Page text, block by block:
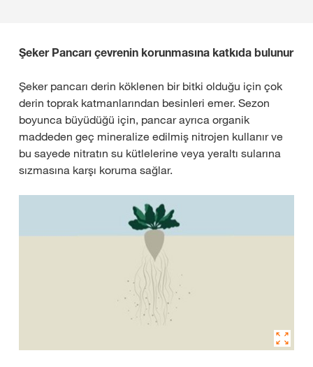
Şeker Pancarı çevrenin korunmasına katkıda bulunur
Şeker pancarı derin köklenen bir bitki olduğu için çok
derin toprak katmanlarından besinleri emer. Sezon
boyunca büyüdüğü için, pancar ayrıca organik
maddeden geç mineralize edilmiş nitrojen kullanır ve
bu sayede nitratın su kütlelerine veya yeraltı sularına
sızmasına karşı koruma sağlar.